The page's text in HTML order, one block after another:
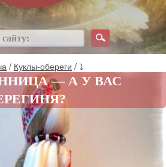
/ Куклы-обереги / ⤵
— А У ВАС